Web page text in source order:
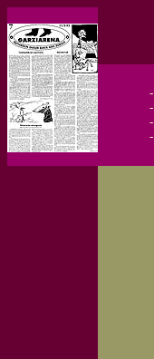
-
-
-
-